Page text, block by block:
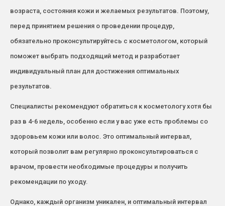
возраста, состояния кожи и желаемых результатов. Поэтому,
перед принятием решения о проведении процедур,
обязательно проконсультируйтесь с косметологом, который
поможет выбрать подходящий метод и разработает
индивидуальный план для достижения оптимальных
результатов.
Специалисты рекомендуют обратиться к косметологу хотя бы
раз в 4-6 недель, особенно если у вас уже есть проблемы со
здоровьем кожи или волос. Это оптимальный интервал,
который позволит вам регулярно проконсультироваться с
врачом, провести необходимые процедуры и получить
рекомендации по уходу.
Однако, каждый организм уникален, и оптимальный интервал